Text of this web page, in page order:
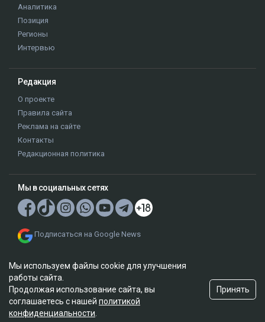
Аналитика
Позиция
Регионы
Интервью
Редакция
О проекте
Правила сайта
Реклама на сайте
Контакты
Редакционная политика
Мы в социальных сетях
Подписаться на Google News
© 2026. ТОО "Ulys Media Group". Все права защищены.
Мы используем файлы cookie для улучшения
работы сайта.
Продолжая использование сайта, вы
соглашаетесь с нашей политикой
конфиденциальности
Принять